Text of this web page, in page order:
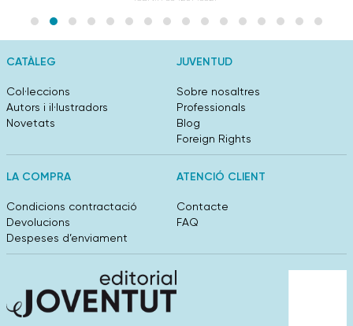
CATÀLEG
Col·leccions
Autors i il·lustradors
Novetats
JUVENTUD
Sobre nosaltres
Professionals
Blog
Foreign Rights
LA COMPRA
Condicions contractació
Devolucions
Despeses d’enviament
ATENCIÓ CLIENT
Contacte
FAQ